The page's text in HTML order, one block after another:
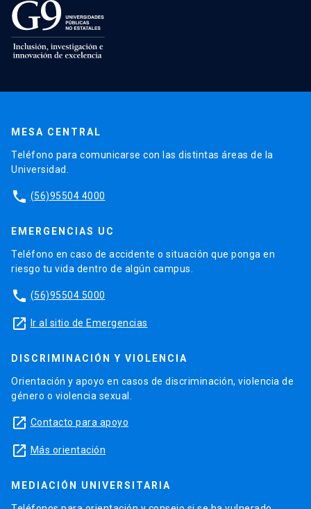
MESA CENTRAL
Teléfono para comunicarse con las distintas áreas de la
Universidad.
phone (56)95504 4000
EMERGENCIAS UC
Teléfono en caso de accidente o situación que ponga en
riesgo tu vida dentro de algún campus.
phone (56)95504 5000
launch Ir al sitio de Emergencias
DISCRIMINACIÓN Y VIOLENCIA
Orientación y apoyo en casos de discriminación, violencia de
género o violencia sexual.
launch Contacto para apoyo
launch Más orientación
MEDIACIÓN UNIVERSITARIA